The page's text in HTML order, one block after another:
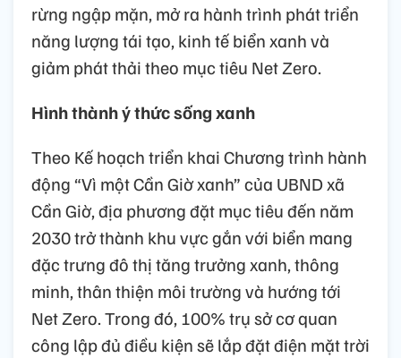
rừng ngập mặn, mở ra hành trình phát triển
năng lượng tái tạo, kinh tế biển xanh và
giảm phát thải theo mục tiêu Net Zero.
Hình thành ý thức sống xanh
Theo Kế hoạch triển khai Chương trình hành
động “Vì một Cần Giờ xanh” của UBND xã
Cần Giờ, địa phương đặt mục tiêu đến năm
2030 trở thành khu vực gắn với biển mang
đặc trưng đô thị tăng trưởng xanh, thông
minh, thân thiện môi trường và hướng tới
Net Zero. Trong đó, 100% trụ sở cơ quan
công lập đủ điều kiện sẽ lắp đặt điện mặt trời